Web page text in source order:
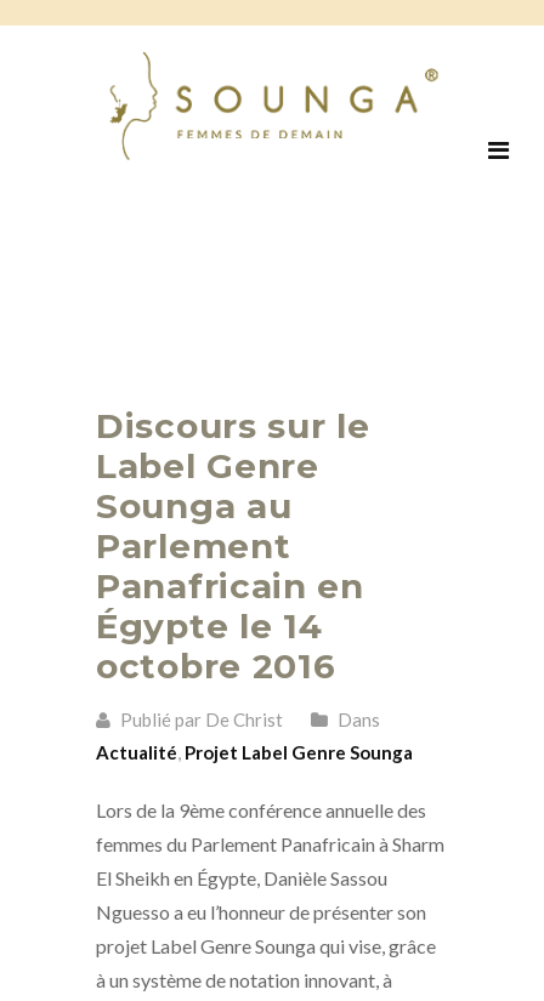
Discours sur le
Label Genre
Sounga au
Parlement
Panafricain en
Égypte le 14
octobre 2016
Publié par De Christ
Dans
Actualité, Projet Label Genre Sounga
Lors de la 9ème conférence annuelle des
femmes du Parlement Panafricain à Sharm
El Sheikh en Égypte, Danièle Sassou
Nguesso a eu l’honneur de présenter son
projet Label Genre Sounga qui vise, grâce
à un système de notation innovant, à